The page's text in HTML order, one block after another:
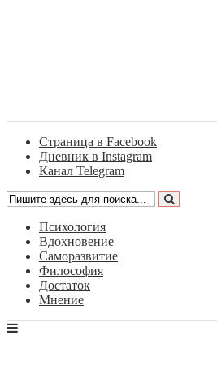
Страница в Facebook
Дневник в Instagram
Канал Telegram
Психология
Вдохновение
Саморазвитие
Философия
Достаток
Мнение